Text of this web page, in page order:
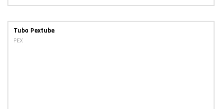
Tubo Pextube
PEX